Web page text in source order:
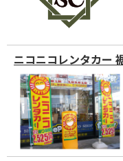
ニコニコレンタカー